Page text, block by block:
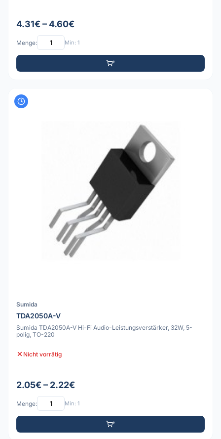
4.31€ – 4.60€
Menge: Min: 1
Sumida
TDA2050A-V
Sumida TDA2050A-V Hi-Fi Audio-Leistungsverstärker, 32W, 5-
polig, TO-220
Nicht vorrätig
2.05€ – 2.22€
Menge: Min: 1